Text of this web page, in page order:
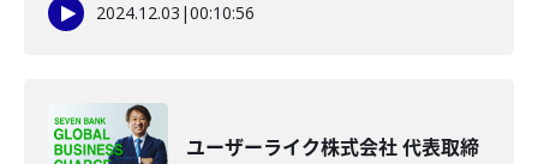
2024.12.03 |00:10:56
ユーザーライク株式会社 代表取締